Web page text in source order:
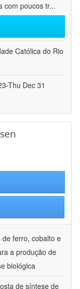
com poucos tr...
Católica do Rio
Thu Dec 31
ferro, cobalto e
a produção de
biológica
de síntese de